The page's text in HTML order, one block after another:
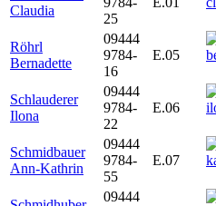
Claudia
25
Röhrl
Bernadette
09444
9784-
16
E.05
Schlauderer
Ilona
09444
9784-
22
E.06
Schmidbauer
Ann-Kathrin
09444
9784-
55
E.07
09444